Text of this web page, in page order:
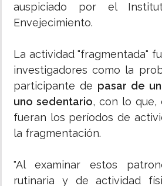
auspiciado por el
Envejecimiento.
La actividad "fragmentada"
investigadores como la
participante de pasar de
uno sedentario, con lo que,
fueran los períodos de
la fragmentación.
"Al examinar estos
rutinaria y de actividad